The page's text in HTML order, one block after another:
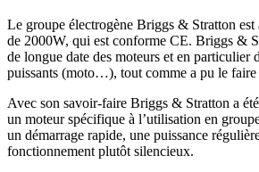
Le groupe électrogène Briggs & Stratton
de 2000W, qui est conforme CE. Briggs &
de longue date des moteurs et en particulier
puissants (moto…), tout comme a pu le faire
Avec son savoir-faire Briggs & Stratton a
un moteur spécifique à l’utilisation en
un démarrage rapide, une puissance
fonctionnement plutôt silencieux.